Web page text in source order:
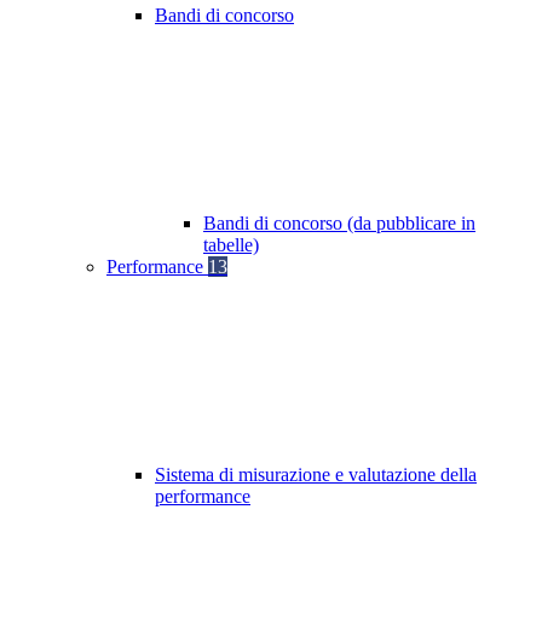
Bandi di concorso
Bandi di concorso (da pubblicare in
tabelle)
Performance 13
Sistema di misurazione e valutazione della
performance